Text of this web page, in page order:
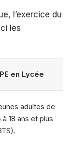
l’exercice du
les
en Lycée
adultes de
à 18 ans et plus